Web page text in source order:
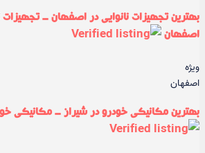
بهترین تجهیزات نانوایی در اصفهان - تجهیزات
اصفهان
ویژه
اصفهان
بهترین مکانیکی خودرو در شیراز - مکانیکی خودرو ۱۰ در